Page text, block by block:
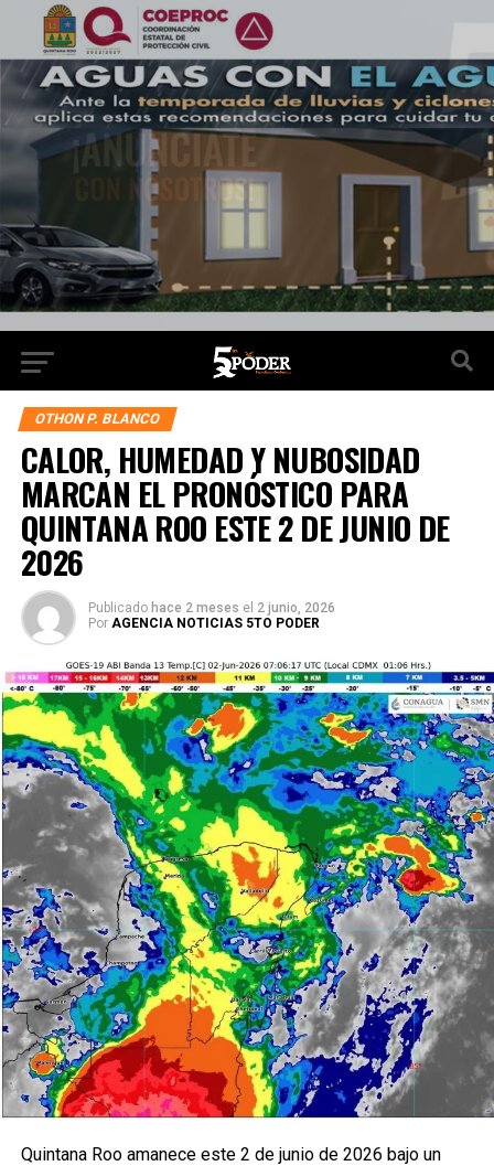
OTHON P. BLANCO
CALOR, HUMEDAD Y NUBOSIDAD
MARCAN EL PRONÓSTICO PARA
QUINTANA ROO ESTE 2 DE JUNIO DE
2026
Publicado hace 2 meses el 2 junio, 2026
Por AGENCIA NOTICIAS 5TO PODER
Quintana Roo amanece este 2 de junio de 2026 bajo un